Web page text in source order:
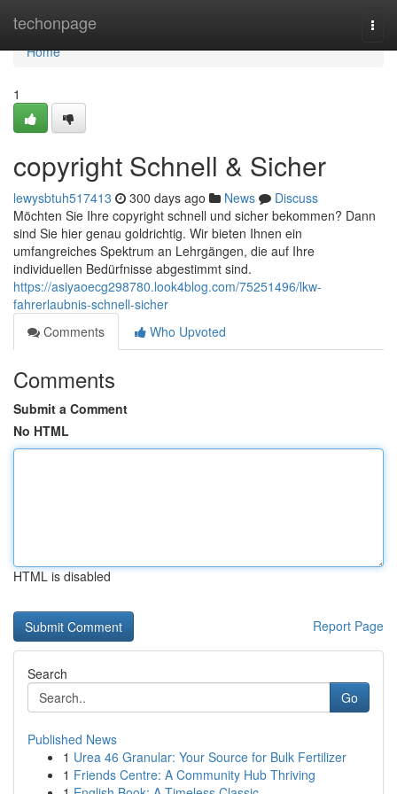
techonpage
Home
Home
1
copyright Schnell & Sicher
lewysbtuh517413 300 days ago News
Discuss
Möchten Sie Ihre copyright schnell und sicher bekommen? Dann
sind Sie hier genau goldrichtig. Wir bieten Ihnen ein
umfangreiches Spektrum an Lehrgängen, die auf Ihre
individuellen Bedürfnisse abgestimmt sind.
https://asiyaoecg298780.look4blog.com/75251496/lkw-
fahrerlaubnis-schnell-sicher
Comments
Who Upvoted
Comments
Submit a Comment
No HTML
HTML is disabled
Report Page
Search
Go
Published News
1 Urea 46 Granular: Your Source for Bulk Fertilizer
1 Friends Centre: A Community Hub Thriving